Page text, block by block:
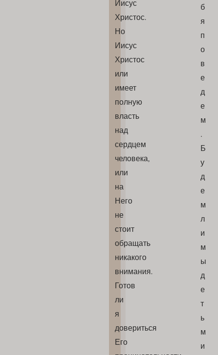
Иисус
Христос.
Но
Иисус
Христос
или
имеет
полную
власть
над
сердцем
человека,
или
на
Него
не
стоит
обращать
никакого
внимания.
Готов
ли
я
довериться
Его
б
я
п
о
в
е
д
е
м
.
Б
у
д
е
м
л
и
м
ы
д
е
т
ь
м
и